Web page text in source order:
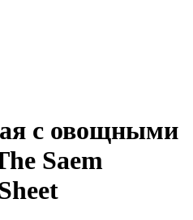
с овощными
Saem